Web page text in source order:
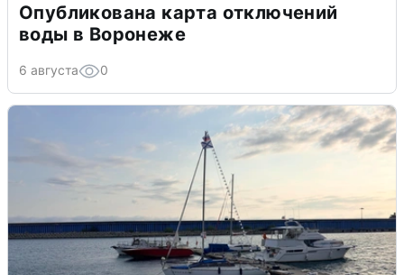
Опубликована карта отключений
воды в Воронеже
6 августа 0